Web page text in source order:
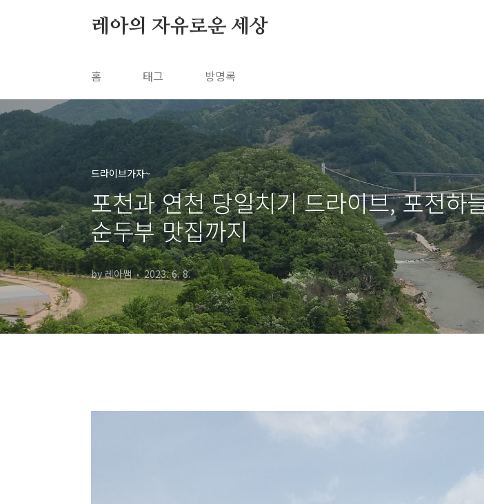
레아의 자유로운 세상
홈 태그 방명록
드라이브가자~
포천과 연천 당일치기 드라이브, 포천하
순두부 맛집까지
by 레아쌤 2023. 6. 8.